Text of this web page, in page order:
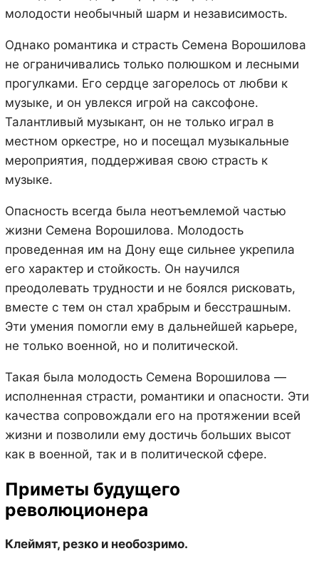
молодости необычный шарм и независимость.
Однако романтика и страсть Семена Ворошилова
не ограничивались только полюшком и лесными
прогулками. Его сердце загорелось от любви к
музыке, и он увлекся игрой на саксофоне.
Талантливый музыкант, он не только играл в
местном оркестре, но и посещал музыкальные
мероприятия, поддерживая свою страсть к
музыке.
Опасность всегда была неотъемлемой частью
жизни Семена Ворошилова. Молодость
проведенная им на Дону еще сильнее укрепила
его характер и стойкость. Он научился
преодолевать трудности и не боялся рисковать,
вместе с тем он стал храбрым и бесстрашным.
Эти умения помогли ему в дальнейшей карьере,
не только военной, но и политической.
Такая была молодость Семена Ворошилова —
исполненная страсти, романтики и опасности. Эти
качества сопровождали его на протяжении всей
жизни и позволили ему достичь больших высот
как в военной, так и в политической сфере.
Приметы будущего
революционера
Клеймят, резко и необозримо.